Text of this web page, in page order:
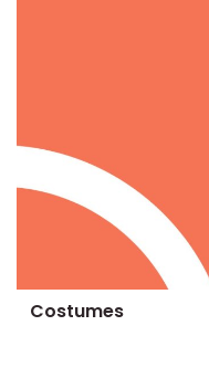
Costumes